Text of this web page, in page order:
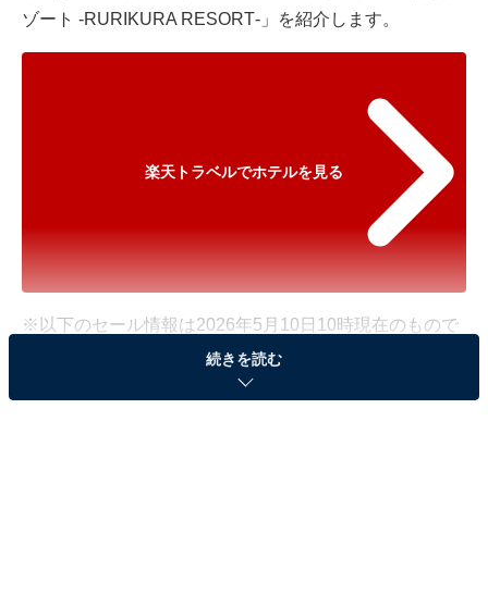
ゾート ‐RURIKURA RESORT‐」を紹介します。
楽天トラベルでホテルを見る
※以下のセール情報は2026年5月10日10時現在のもので
す。料金の変更、満室の場合もあります。
※本記事で紹介している商品の購入やサービスの利用により、売上の一部が
続きを読む